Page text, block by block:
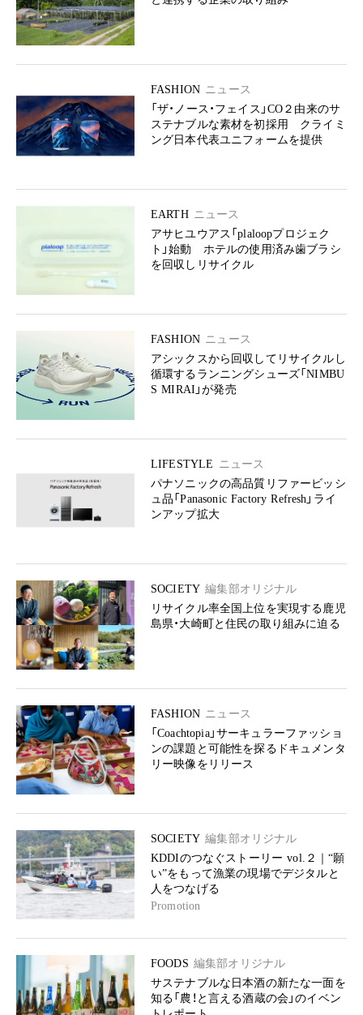
FASHION ニュース
「ザ・ノース・フェイス」CO２由来のサ
ステナブルな素材を初採用 クライミ
ング日本代表ユニフォームを提供
EARTH ニュース
アサヒユウアス「plaloopプロジェク
ト」始動 ホテルの使用済み歯ブラシ
を回収しリサイクル
FASHION ニュース
アシックスから回収してリサイクルし
循環するランニングシューズ「NIMBU
S MIRAI」が発売
LIFESTYLE ニュース
パナソニックの高品質リファービッシ
ュ品「Panasonic Factory Refresh」ライ
ンアップ拡大
SOCIETY 編集部オリジナル
リサイクル率全国上位を実現する鹿児
島県・大崎町と住民の取り組みに迫る
FASHION ニュース
「Coachtopia」サーキュラーファッショ
ンの課題と可能性を探るドキュメンタ
リー映像をリリース
SOCIETY 編集部オリジナル
KDDIのつなぐストーリー vol.２｜“願
い”をもって漁業の現場でデジタルと
人をつなげる
Promotion
FOODS 編集部オリジナル
サステナブルな日本酒の新たな一面を
知る「農！と言える酒蔵の会」のイベン